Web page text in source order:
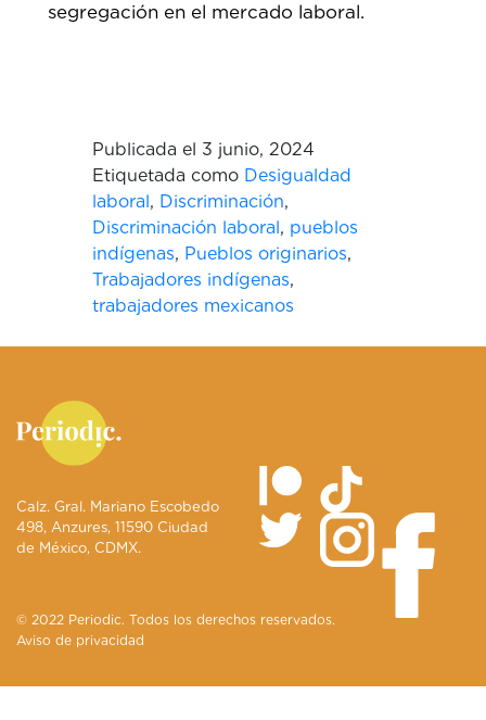
segregación en el mercado laboral.
Publicada el 3 junio, 2024
Etiquetada como Desigualdad
laboral, Discriminación,
Discriminación laboral, pueblos
indígenas, Pueblos originarios,
Trabajadores indígenas,
trabajadores mexicanos
Calz. Gral. Mariano Escobedo
498, Anzures, 11590 Ciudad
de México, CDMX.
© 2022 Periodic. Todos los derechos reservados.
Aviso de privacidad